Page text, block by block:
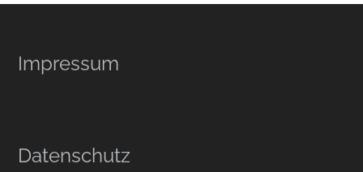
Footer
Impressum
Datenschutz